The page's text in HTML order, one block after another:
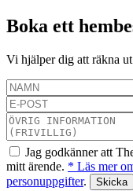
Boka ett
Vi hjälper dig att räkna
Jag godkänner att
mitt ärende. * Läs mer
personuppgifter.